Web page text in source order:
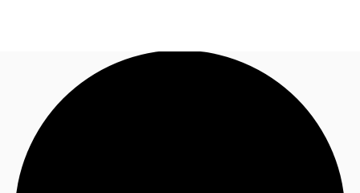
オフィス・事務所
倉庫・物流センター
お電話